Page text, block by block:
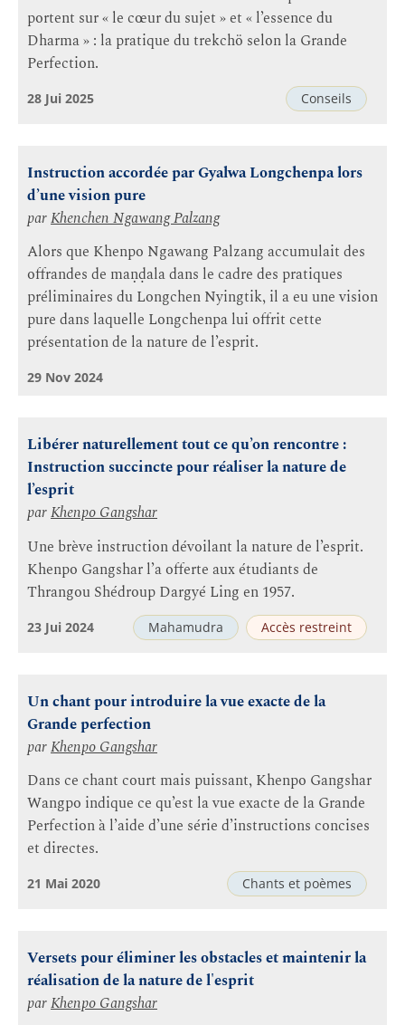
portent sur « le cœur du sujet » et « l’essence du
Dharma » : la pratique du trekchö selon la Grande
Perfection.
Conseils
28 Jui 2025
Instruction accordée par Gyalwa Longchenpa lors
d’une vision pure
parKhenchen Ngawang Palzang
Alors que Khenpo Ngawang Palzang accumulait des
offrandes de maṇḍala dans le cadre des pratiques
préliminaires du Longchen Nyingtik, il a eu une vision
pure dans laquelle Longchenpa lui offrit cette
présentation de la nature de l’esprit.
29 Nov 2024
Libérer naturellement tout ce qu’on rencontre :
Instruction succincte pour réaliser la nature de
l’esprit
parKhenpo Gangshar
Une brève instruction dévoilant la nature de l’esprit.
Khenpo Gangshar l’a offerte aux étudiants de
Thrangou Shédroup Dargyé Ling en 1957.
Mahamudra Accès restreint
23 Jui 2024
Un chant pour introduire la vue exacte de la
Grande perfection
parKhenpo Gangshar
Dans ce chant court mais puissant, Khenpo Gangshar
Wangpo indique ce qu’est la vue exacte de la Grande
Perfection à l’aide d’une série d’instructions concises
et directes.
Chants et poèmes
21 Mai 2020
Versets pour éliminer les obstacles et maintenir la
réalisation de la nature de l'esprit
parKhenpo Gangshar